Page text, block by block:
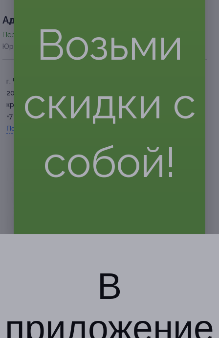
Адресa
Перейти на сайт партнера
Юридическая информация о партнёре
г. Челябинск, пр-т Ленина, д.
20
круглосуточно
+7 (351) 220-33-03
Показать номер телефона
Возьми
скидки с
собой!
В
приложение